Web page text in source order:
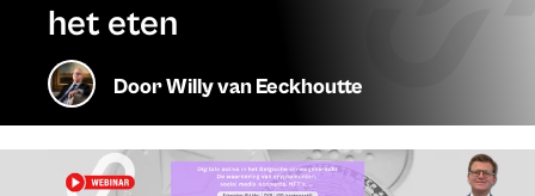
het eten
DoorWilly van Eeckhoutte